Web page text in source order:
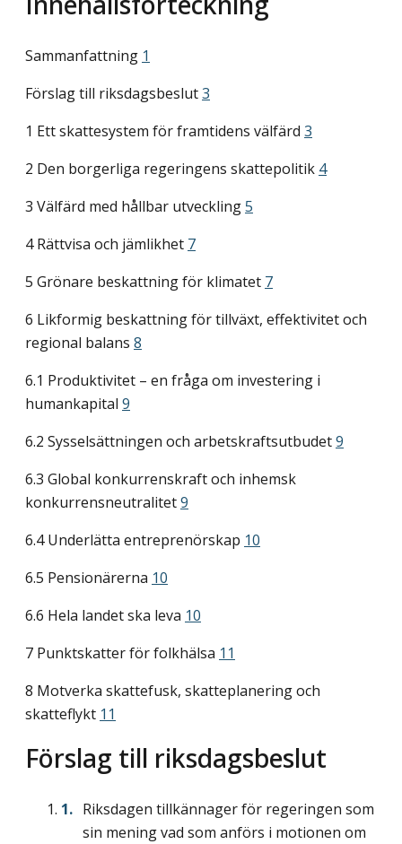
Sammanfattning 1
Förslag till riksdagsbeslut3
1 Ett skattesystem för framtidens välfärd 3
2 Den borgerliga regeringens skattepolitik 4
3 Välfärd med hållbar utveckling5
4 Rättvisa och jämlikhet 7
5 Grönare beskattning för klimatet 7
6 Likformig beskattning för tillväxt, effektivitet och
regional balans 8
6.1 Produktivitet – en fråga om investering i
humankapital 9
6.2 Sysselsättningen och arbetskraftsutbudet9
6.3 Global konkurrenskraft och inhemsk
konkurrensneutralitet9
6.4 Underlätta entreprenörskap 10
6.5 Pensionärerna 10
6.6 Hela landet ska leva 10
7 Punktskatter för folkhälsa 11
8 Motverka skattefusk, skatteplanering och
skatteflykt 11
Förslag till riksdagsbeslut
Riksdagen tillkännager för regeringen som
sin mening vad som anförs i motionen om